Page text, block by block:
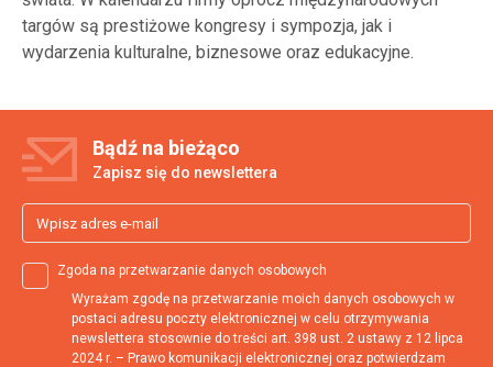
targów są prestiżowe kongresy i sympozja, jak i
wydarzenia kulturalne, biznesowe oraz edukacyjne.
Bądź na bieżąco
Zapisz się do newslettera
Zgoda na przetwarzanie danych osobowych
Wyrażam zgodę na przetwarzanie moich danych osobowych w
postaci adresu poczty elektronicznej w celu otrzymywania
newslettera stosownie do treści art. 398 ust. 2 ustawy z 12 lipca
2024 r. – Prawo komunikacji elektronicznej oraz potwierdzam